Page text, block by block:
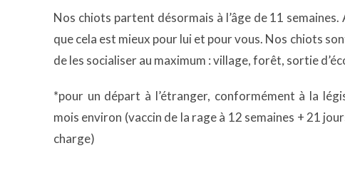
Nos chiots partent désormais à l’âge de 11
que cela est mieux pour lui et pour vous. Nos chiots
de les socialiser au maximum : village, forêt, sortie
*pour un départ à l’étranger, conformément à la
mois environ (vaccin de la rage à 12 semaines + 21
charge)